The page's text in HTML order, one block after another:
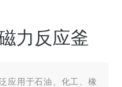
力反应釜
应用于石油、化工、橡